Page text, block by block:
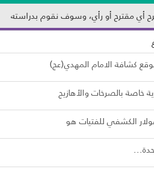
أي مقترح أو رأي، وسوف نقوم بدراسته
كشافة الامام المهدي(عج)
خاصة بالصرخات والأهازيج
الكشفي للفتيات هو